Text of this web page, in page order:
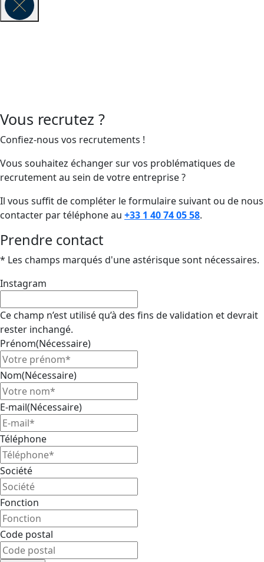
Vous recrutez ?
Confiez-nous vos recrutements !
Vous souhaitez échanger sur vos problématiques de
recrutement au sein de votre entreprise ?
Il vous suffit de compléter le formulaire suivant ou de nous
contacter par téléphone au +33 1 40 74 05 58.
Prendre contact
* Les champs marqués d'une astérisque sont nécessaires.
Instagram
Ce champ n’est utilisé qu’à des fins de validation et devrait
rester inchangé.
Prénom(Nécessaire)
Nom(Nécessaire)
E-mail(Nécessaire)
Téléphone
Société
Fonction
Code postal